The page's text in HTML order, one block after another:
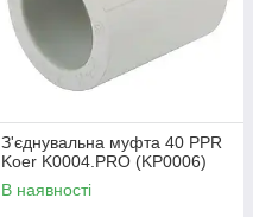
З'єднувальна муфта 40 PPR
Koer K0004.PRO (KP0006)
В наявності